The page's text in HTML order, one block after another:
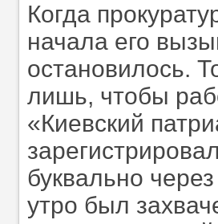
Когда
начала его
остановилось.
лишь, чтобы
«Киевский
буквально
утро был